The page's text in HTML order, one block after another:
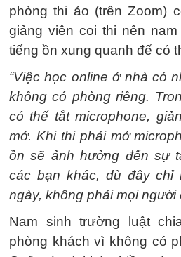
phòng thi ảo (trên Zoom)
giảng viên coi thi nên
tiếng ồn xung quanh để có
“Việc học online ở nhà có
không có phòng riêng.
có thể tắt microphone,
mở. Khi thi phải mở
ồn sẽ ảnh hưởng đến sự
các bạn khác, dù đây chỉ
ngày, không phải mọi người
Nam sinh trường luật
phòng khách vì không có